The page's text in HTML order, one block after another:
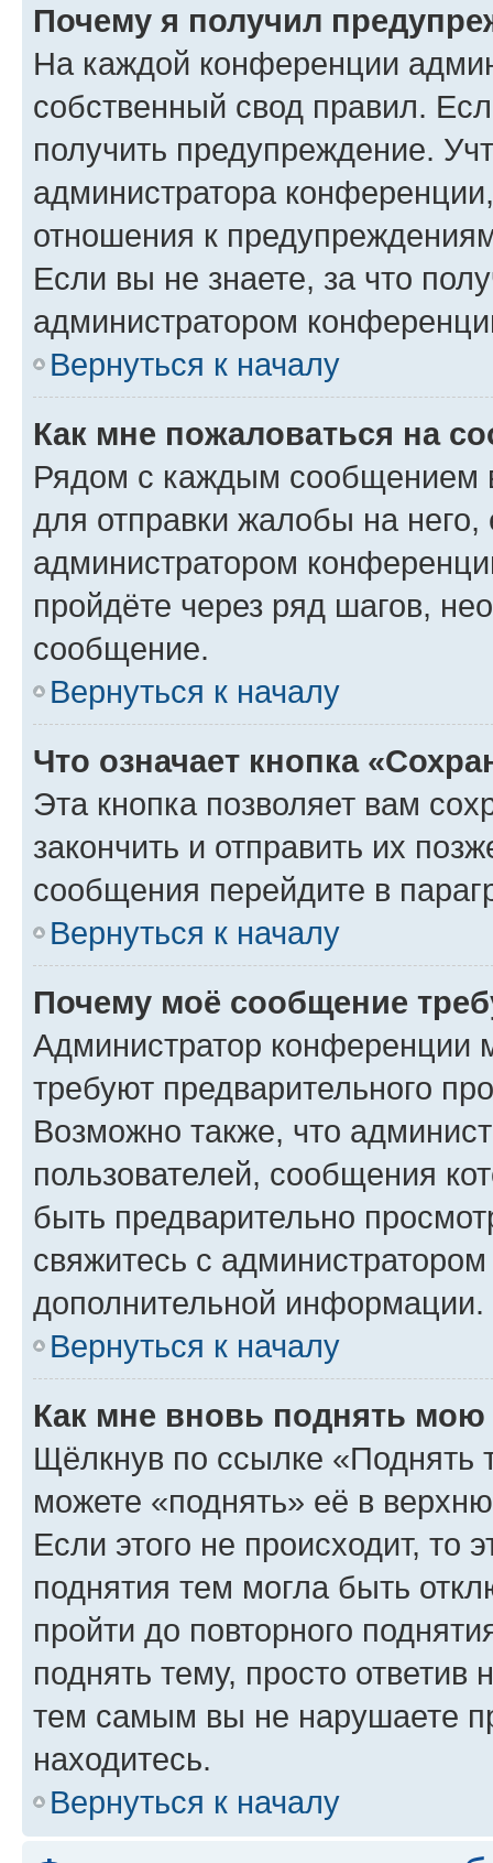
Почему я получил
На каждой конференции
собственный свод правил.
получить предупреждение.
администратора
отношения к
Если вы не знаете, за что
администратором
Вернуться к началу
Как мне пожаловаться на
Рядом с каждым сообщением
для отправки жалобы на
администратором
пройдёте через ряд шагов,
сообщение.
Вернуться к началу
Что означает кнопка
Эта кнопка позволяет вам
закончить и отправить их
сообщения перейдите в
Вернуться к началу
Почему моё сообщение
Администратор конференции
требуют предварительного
Возможно также, что
пользователей, сообщения
быть предварительно
свяжитесь с
дополнительной информации.
Вернуться к началу
Как мне вновь поднять мою
Щёлкнув по ссылке «Поднять
можете «поднять» её в
Если этого не происходит, то
поднятия тем могла быть
пройти до повторного
поднять тему, просто ответив
тем самым вы не нарушаете
находитесь.
Вернуться к началу